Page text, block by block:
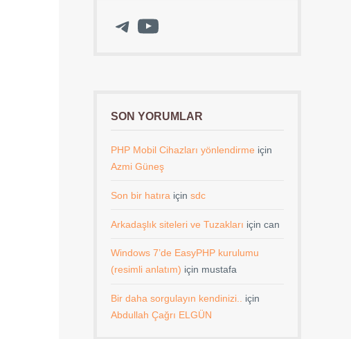
Telegram
YouTube
SON YORUMLAR
PHP Mobil Cihazları yönlendirme için
Azmi Güneş
Son bir hatıra için sdc
Arkadaşlık siteleri ve Tuzakları için can
Windows 7’de EasyPHP kurulumu
(resimli anlatım) için mustafa
Bir daha sorgulayın kendinizi..
için
Abdullah Çağrı ELGÜN